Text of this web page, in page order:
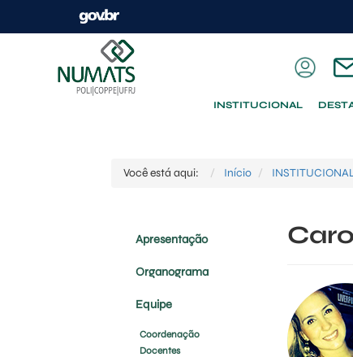
INSTITUCIONAL
Você está aqui: Início
Apresentação
Organograma
Equipe
Coordenação
Docentes